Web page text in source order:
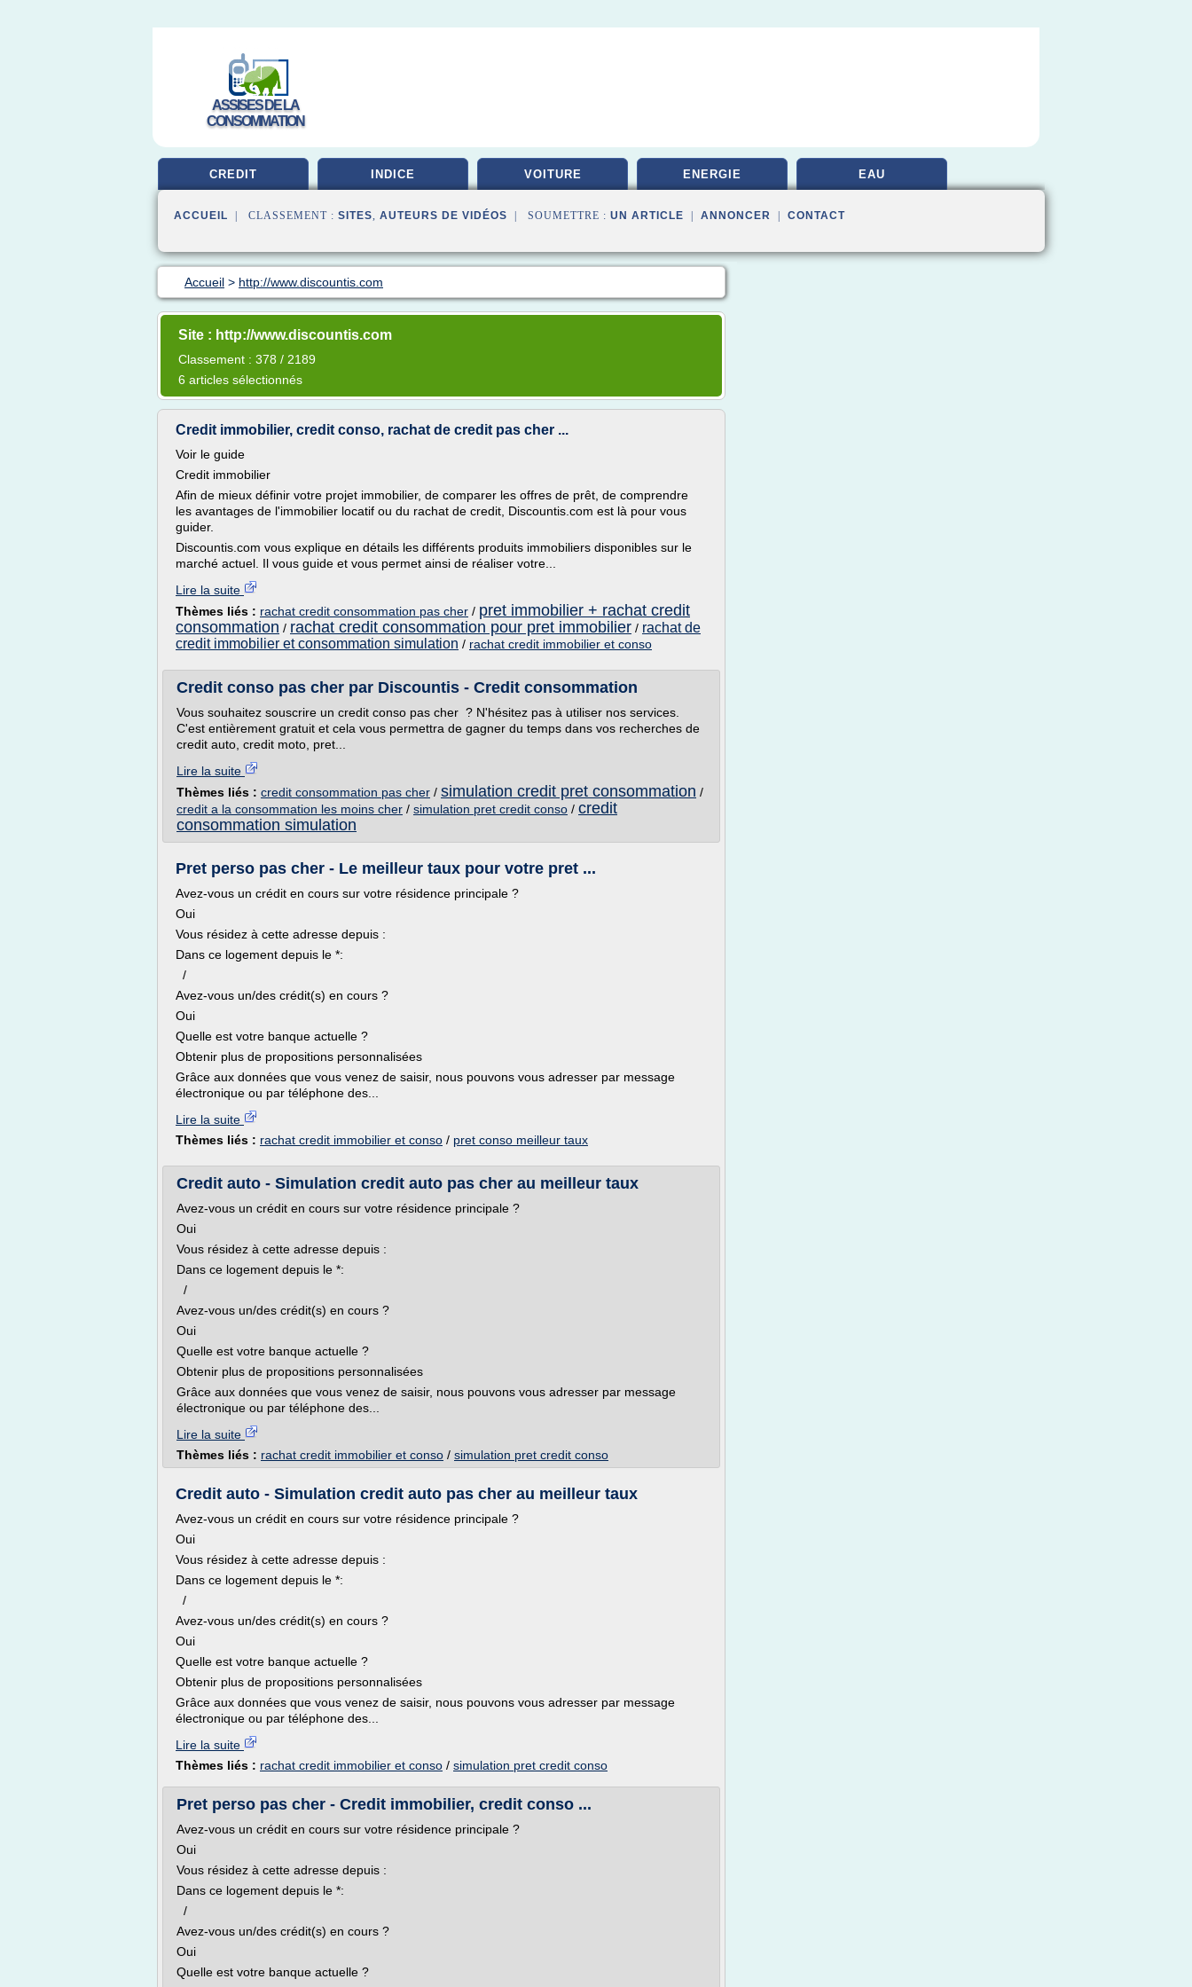
ASSISES DE LA
CONSOMMATION
CREDIT INDICE VOITURE ENERGIE EAU
ACCUEIL | CLASSEMENT : SITES, AUTEURS DE VIDÉOS | SOUMETTRE : UN ARTICLE ANNONCER CONTACT
Accueil > http://www.discountis.com
Site : http://www.discountis.com
Classement : 378 / 2189
6 articles sélectionnés
Credit immobilier, credit conso, rachat de credit pas cher ...
Voir le guide
Credit immobilier
Afin de mieux définir votre projet immobilier, de comparer les offres de prêt, de comprendre
les avantages de l'immobilier locatif ou du rachat de credit, Discountis.com est là pour vous
guider.
Discountis.com vous explique en détails les différents produits immobiliers disponibles sur le
marché actuel. Il vous guide et vous permet ainsi de réaliser votre...
Lire la suite
Thèmes liés : rachat credit consommation pas cher / pret immobilier + rachat credit
consommation / rachat credit consommation pour pret immobilier / rachat de
credit immobilier et consommation simulation / rachat credit immobilier et conso
Credit conso pas cher par Discountis - Credit consommation
Vous souhaitez souscrire un credit conso pas cher ? N'hésitez pas à utiliser nos services.
C'est entièrement gratuit et cela vous permettra de gagner du temps dans vos recherches de
credit auto, credit moto, pret...
Lire la suite
Thèmes liés : credit consommation pas cher / simulation credit pret consommation /
credit a la consommation les moins cher / simulation pret credit conso / credit
consommation simulation
Pret perso pas cher - Le meilleur taux pour votre pret ...
Avez-vous un crédit en cours sur votre résidence principale ?
Oui
Vous résidez à cette adresse depuis :
Dans ce logement depuis le *:
/
Avez-vous un/des crédit(s) en cours ?
Oui
Quelle est votre banque actuelle ?
Obtenir plus de propositions personnalisées
Grâce aux données que vous venez de saisir, nous pouvons vous adresser par message
électronique ou par téléphone des...
Lire la suite
Thèmes liés : rachat credit immobilier et conso / pret conso meilleur taux
Credit auto - Simulation credit auto pas cher au meilleur taux
Avez-vous un crédit en cours sur votre résidence principale ?
Oui
Vous résidez à cette adresse depuis :
Dans ce logement depuis le *:
/
Avez-vous un/des crédit(s) en cours ?
Oui
Quelle est votre banque actuelle ?
Obtenir plus de propositions personnalisées
Grâce aux données que vous venez de saisir, nous pouvons vous adresser par message
électronique ou par téléphone des...
Lire la suite
Thèmes liés : rachat credit immobilier et conso / simulation pret credit conso
Credit auto - Simulation credit auto pas cher au meilleur taux
Avez-vous un crédit en cours sur votre résidence principale ?
Oui
Vous résidez à cette adresse depuis :
Dans ce logement depuis le *:
/
Avez-vous un/des crédit(s) en cours ?
Oui
Quelle est votre banque actuelle ?
Obtenir plus de propositions personnalisées
Grâce aux données que vous venez de saisir, nous pouvons vous adresser par message
électronique ou par téléphone des...
Lire la suite
Thèmes liés : rachat credit immobilier et conso / simulation pret credit conso
Pret perso pas cher - Credit immobilier, credit conso ...
Avez-vous un crédit en cours sur votre résidence principale ?
Oui
Vous résidez à cette adresse depuis :
Dans ce logement depuis le *:
/
Avez-vous un/des crédit(s) en cours ?
Oui
Quelle est votre banque actuelle ?